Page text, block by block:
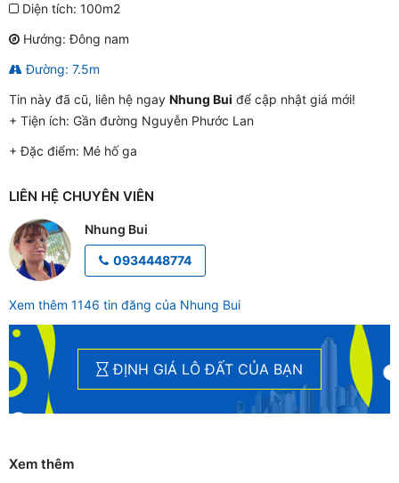
Diện tích: 100m2
Hướng: Đông nam
Đường: 7.5m
Tin này đã cũ, liên hệ ngay Nhung Bui để cập nhật giá mới!
+ Tiện ích: Gần đường Nguyễn Phước Lan
+ Đặc điểm: Mé hố ga
LIÊN HỆ CHUYÊN VIÊN
Nhung Bui
0934448774
Xem thêm 1146 tin đăng của Nhung Bui
ĐỊNH GIÁ LÔ ĐẤT CỦA BẠN
Xem thêm